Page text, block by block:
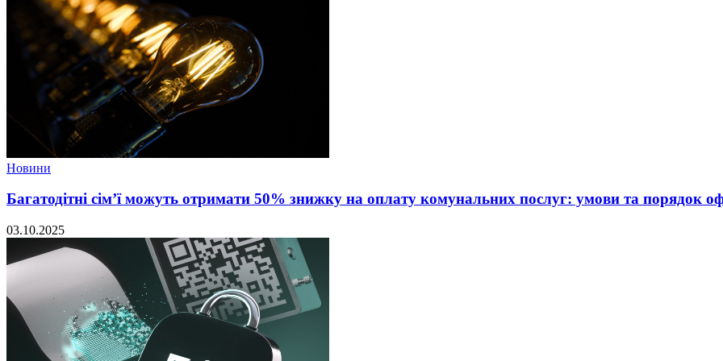
Новини
Багатодітні сім’ї можуть отримати 50% знижку на оплату комунальних послуг: умови та порядок
03.10.2025